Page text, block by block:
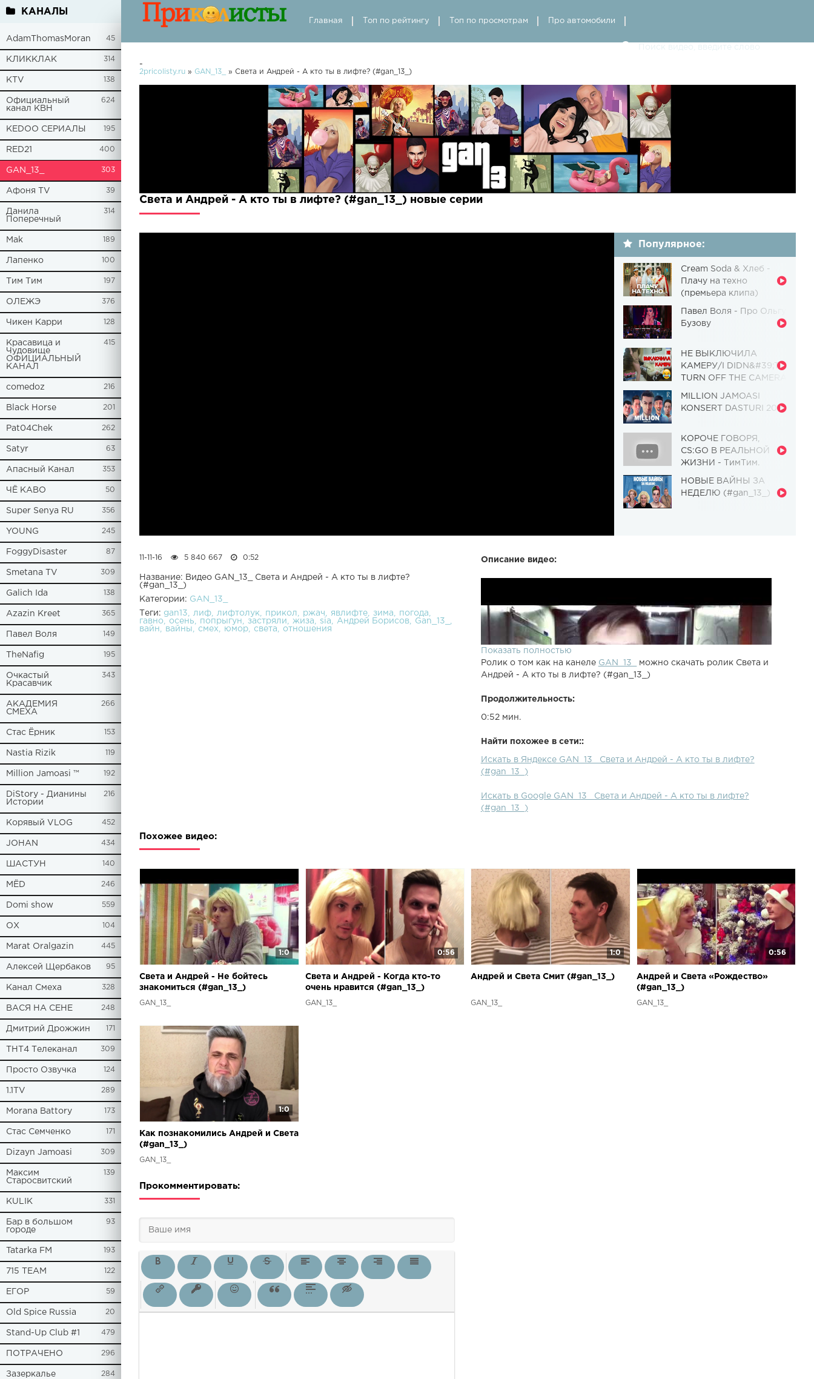
КАНАЛЫ
AdamThomasMoran 45
КЛИККЛАК 314
KTV 138
Официальный
канал КВН
624
KEDOO СЕРИАЛЫ 195
RED21 400
GAN_13_ 303
Афоня TV 39
Данила
Поперечный
314
Mak 189
Лапенко 100
Tим Тим 197
ОЛЕЖЭ 376
Чикен Карри 128
Красавица и
Чудовище
ОФИЦИАЛЬНЫЙ
КАНАЛ
415
comedoz 216
Black Horse 201
Pat04Chek 262
Satyr 63
Апасный Канал 353
ЧЁ КАВО 50
Super Senya RU 356
YOUNG 245
FoggyDisaster 87
Smetana TV 309
Galich Ida 138
Azazin Kreet 365
Павел Воля 149
TheNafig 195
Очкастый
Красавчик
343
АКАДЕМИЯ
СМЕХА
266
Стас Ёрник 153
Nastia Rizik 119
Million Jamoasi ™ 192
DiStory - Дианины
Истории
216
Корявый VLOG 452
JOHAN 434
ШАСТУН 140
МЁD 246
Domi show 559
ОХ 104
Marat Oralgazin 445
Алексей Щербаков 95
Канал Смеха 328
ВАСЯ НА СЕНЕ 248
Дмитрий Дрожжин 171
ТНТ4 Телеканал 309
Просто Озвучка 124
1.1TV 289
Morana Battory 173
Стас Семченко 171
Dizayn Jamoasi 309
Максим
Старосвитский
139
KULIK 331
Бар в большом
городе
93
Tatarka FM 193
715 TEAM 122
ЕГОР 59
Old Spice Russia 20
Stand-Up Club #1 479
ПОТРАЧЕНО 296
Зазеркалье 284
Главная Топ по рейтингу Топ по просмотрам Про автомобили
-
2pricolisty.ru » GAN_13_ » Света и Андрей - А кто ты в лифте? (#gan_13_)
Света и Андрей - А кто ты в лифте? (#gan_13_) новые серии
Популярное:
Cream Soda & Хлеб -
Плачу на техно
(премьера клипа)
Павел Воля - Про Ольгу
Бузову
НЕ ВЫКЛЮЧИЛА
КАМЕРУ/I DIDN&#39;T
TURN OFF THE CAMERA
Чудовище] (Выпуск 110)
MILLION JAMOASI
KONSERT DASTURI 2019
КОРОЧЕ ГОВОРЯ,
CS:GO В РЕАЛЬНОЙ
ЖИЗНИ - ТимТим.
НОВЫЕ ВАЙНЫ ЗА
НЕДЕЛЮ (#gan_13_)
Описание видео:
Показать полностью
Ролик о том как на канеле GAN_13_
можно скачать ролик Света и
Андрей - А кто ты в лифте? (#gan_13_)
Продолжительность:
0:52 мин.
Найти похожее в сети::
Искать в Яндексе GAN_13_ Света и Андрей - А кто ты в лифте?
(#gan_13_)
Искать в Google GAN_13_ Света и Андрей - А кто ты в лифте?
(#gan_13_)
11-11-16 5 840 667 0:52
Название: Видео GAN_13_ Света и Андрей - А кто ты в лифте?
(#gan_13_)
Категории: GAN_13_
Теги: gan13 лиф лифтолук прикол ржач явлифте зима
погода
гавно
осень попрыгун застряли жиза sia Андрей Борисов
Gan_13_
вайн
вайны смех юмор света отношения
Похожее видео:
1:0
Света и Андрей - Не бойтесь
знакомиться (#gan_13_)
GAN_13_
0:56
Света и Андрей - Когда кто-то
очень нравится (#gan_13_)
GAN_13_
1:0
Андрей и Света Смит (#gan_13_)
GAN_13_
0:56
Андрей и Света «Рождество»
(#gan_13_)
GAN_13_
1:0
Как познакомились Андрей и Света
(#gan_13_)
GAN_13_
Прокомментировать: